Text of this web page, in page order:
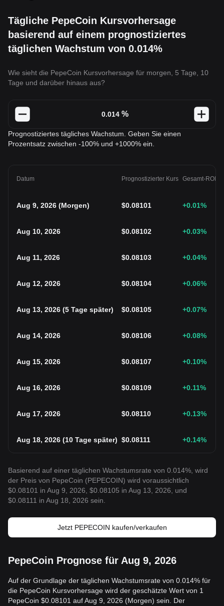
Tägliche PepeCoin Kursvorhersage
basierend auf einem prognostiziertes
täglichen Wachstum von 0.014%
Wie sieht die PepeCoin Kursvorhersage für morgen, 5 Tage, 10
Tage und darüber hinaus aus?
%
Prognostiziertes tägliches Wachstum. Geben Sie einen
Prozentsatz zwischen -100% und +1000% ein.
Datum Prognostizierter Kurs Gesamt-ROI
Aug 9, 2026 (Morgen) $0.08101 +0.01%
Aug 10, 2026 $0.08102 +0.03%
Aug 11, 2026 $0.08103 +0.04%
Aug 12, 2026 $0.08104 +0.06%
Aug 13, 2026 (5 Tage später) $0.08105 +0.07%
Aug 14, 2026 $0.08106 +0.08%
Aug 15, 2026 $0.08107 +0.10%
Aug 16, 2026 $0.08109 +0.11%
Aug 17, 2026 $0.08110 +0.13%
Aug 18, 2026 (10 Tage später) $0.08111 +0.14%
Basierend auf einer täglichen Wachstumsrate von 0.014%, wird
der Preis von PepeCoin (PEPECOIN) wird voraussichtlich
$0.08101 in Aug 9, 2026, $0.08105 in Aug 13, 2026, und
$0.08111 in Aug 18, 2026 sein.
Jetzt PEPECOIN kaufen/verkaufen
PepeCoin Prognose für Aug 9, 2026
Auf der Grundlage der täglichen Wachstumsrate von 0.014% für
die PepeCoin Kursvorhersage wird der geschätzte Wert von 1
PepeCoin $0.08101 auf Aug 9, 2026 (Morgen) sein. Der